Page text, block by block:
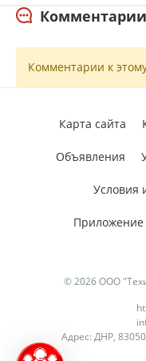
Комментарии к
© 2026 ООО
Адрес: ДНР,
Карта сайта
Объявления
Условия